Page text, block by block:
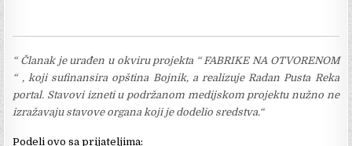
“ Članak je urađen u okviru projekta “ FABRIKE NA OTVORENOM
“ , koji sufinansira opština Bojnik, a realizuje Radan Pusta Reka
portal. Stavovi izneti u podržanom medijskom projektu nužno ne
izražavaju stavove organa koji je dodelio sredstva.“
Podeli ovo sa prijateljima: